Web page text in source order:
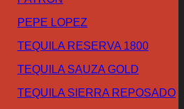
PEPE LOPEZ
TEQUILA RESERVA 1800
TEQUILA SAUZA GOLD
TEQUILA SIERRA REPOSADO